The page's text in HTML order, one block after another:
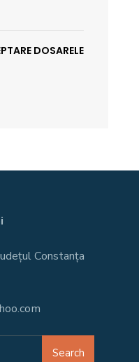
DOSARELE
Constanța
Search